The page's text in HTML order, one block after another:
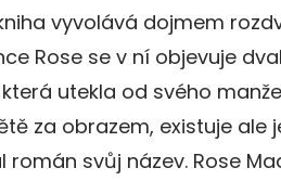
vyvolává dojmem
Rose se v ní objevuje
která utekla od svého
za obrazem, existuje ale
román svůj název. Rose